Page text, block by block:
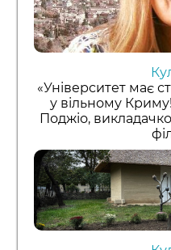
«Університет має
у вільному
Поджіо,